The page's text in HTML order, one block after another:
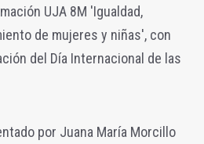
UJA 8M 'Igualdad,
de mujeres y niñas', con
del Día Internacional de las
por Juana María Morcillo